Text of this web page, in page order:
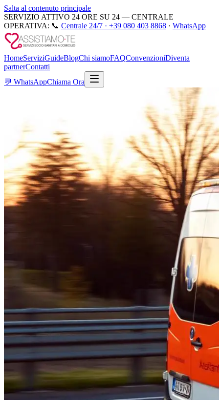
Salta al contenuto principale
SERVIZIO ATTIVO 24 ORE SU 24 — CENTRALE
OPERATIVA: 📞 Centrale 24/7 · +39 080 403 8868 · WhatsApp
HomeServiziGuideBlogChi siamoFAQConvenzioniDiventa
partnerContatti
💬 WhatsAppChiama Ora